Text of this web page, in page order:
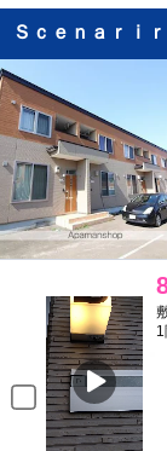
Ｓｃｅｎａｒｉ